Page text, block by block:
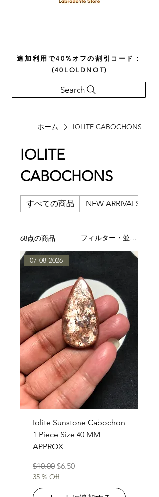
追加利用で40%オフの割引コード：
(40LOLDNOT)
Search
ホーム IOLITE CABOCHONS
IOLITE
CABOCHONS
すべての商品 NEW ARRIVALS
68点の商品 フィルター・並び替え
07-08-2026
Iolite Sunstone Cabochon
1 Piece Size 40 MM
APPROX
通常価格
$10.00 セール価格
$6.50
35 % Off